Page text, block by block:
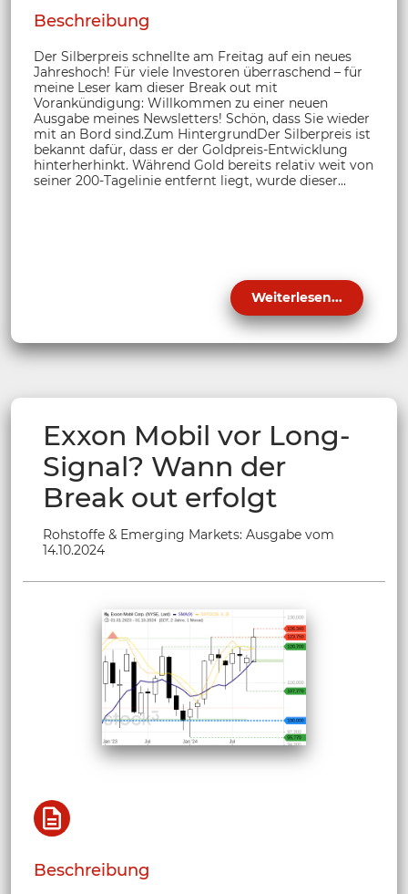
Beschreibung
Der Silberpreis schnellte am Freitag auf ein neues
Jahreshoch! Für viele Investoren überraschend – für
meine Leser kam dieser Break out mit
Vorankündigung: Willkommen zu einer neuen
Ausgabe meines Newsletters! Schön, dass Sie wieder
mit an Bord sind.Zum HintergrundDer Silberpreis ist
bekannt dafür, dass er der Goldpreis-Entwicklung
hinterherhinkt. Während Gold bereits relativ weit von
seiner 200-Tagelinie entfernt liegt, wurde dieser...
Weiterlesen...
Exxon Mobil vor Long-
Signal? Wann der
Break out erfolgt
Rohstoffe & Emerging Markets: Ausgabe vom
14.10.2024
Beschreibung